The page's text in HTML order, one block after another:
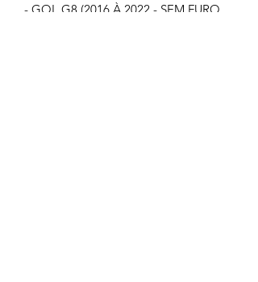
- GOL G8 (2016 À 2022 - SEM FURO